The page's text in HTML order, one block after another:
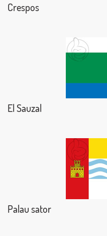
Crespos
El Sauzal
Palau sator